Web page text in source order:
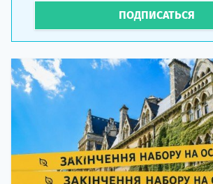
ПОДПИСАТЬСЯ